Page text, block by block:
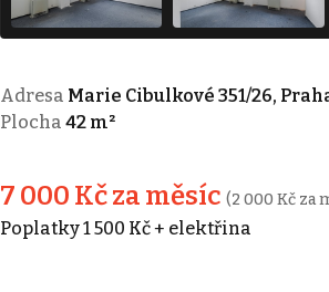
Adresa Marie Cibulkové 351/26,
Plocha 42 m²
7 000 Kč za měsíc (2 000 Kč za
Poplatky 1 500 Kč + elektřina